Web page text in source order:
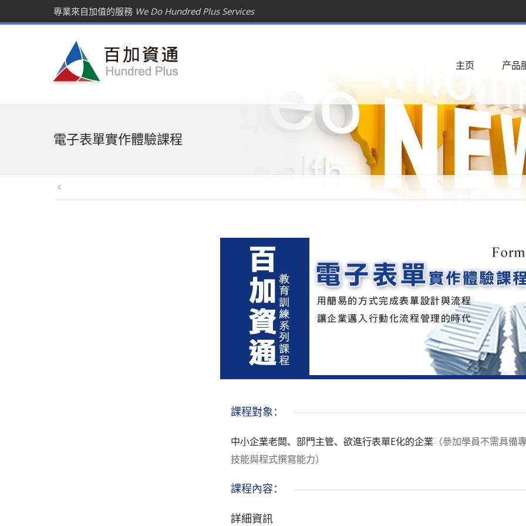
專業來自加值的服務 We Do Hundred Plus Services
主页 产品
電子表單實作體驗課程
課程對象：
中小企業老闆、部門主管、欲進行表單E化的企業 （參加學員不需具備
技能與程式撰寫能力）
課程內容：
詳細資訊